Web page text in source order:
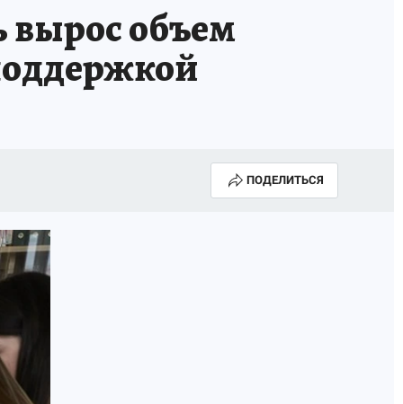
ВСЕ О КП
вырос объем
ПОДЕЛИТЬСЯ